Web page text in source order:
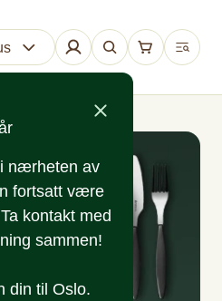
nærheten av
fortsatt være
kontakt med
sammen!
din til Oslo.